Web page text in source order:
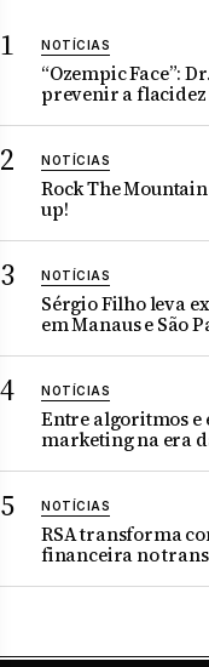
NOTÍCIAS
“Ozempic Face”:
prevenir a
NOTÍCIAS
Rock The
up!
NOTÍCIAS
Sérgio Filho leva
em Manaus e São
NOTÍCIAS
Entre algoritmos e
marketing na era
NOTÍCIAS
RSA transforma
financeira no